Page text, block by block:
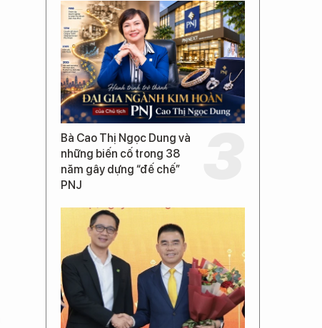
Bà Cao Thị Ngọc Dung và
những biến cố trong 38
năm gây dựng “đế chế”
PNJ